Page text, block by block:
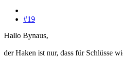
#19
Hallo Bynaus,
der Haken ist nur, dass für Schlüsse